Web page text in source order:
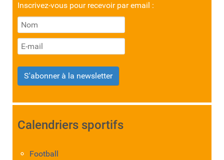
Inscrivez-vous pour recevoir par email :
S'abonner à la newsletter
Calendriers sportifs
Football